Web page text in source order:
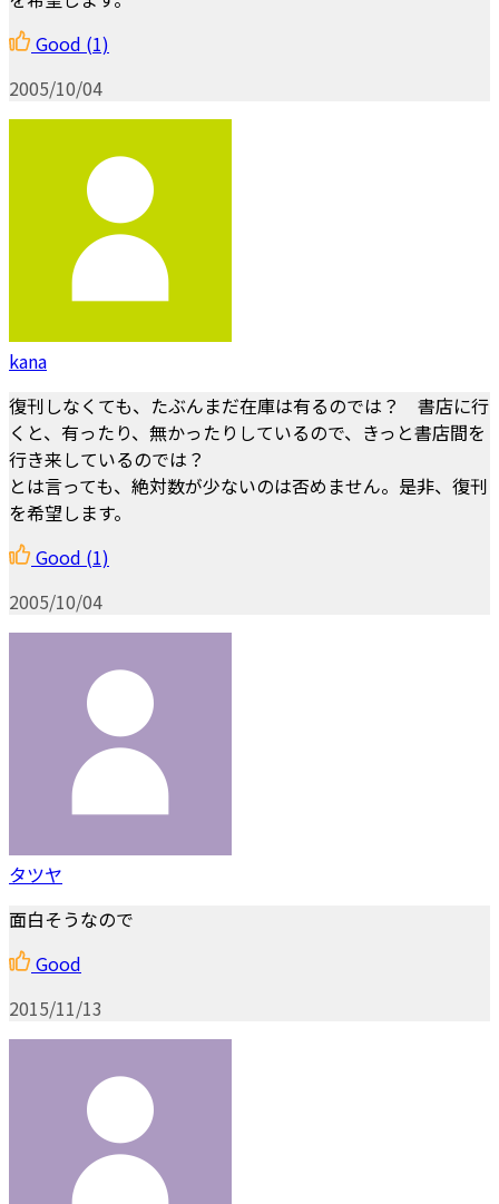
Good (1)
2005/10/04
kana
復刊しなくても、たぶんまだ在庫は有るのでは？ 書店に行
くと、有ったり、無かったりしているので、きっと書店間を
行き来しているのでは？
とは言っても、絶対数が少ないのは否めません。是非、復刊
を希望します。
Good (1)
2005/10/04
タツヤ
面白そうなので
Good
2015/11/13